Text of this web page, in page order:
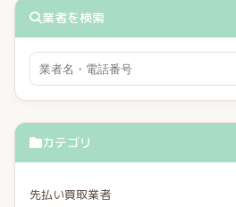
業者を検索
カテゴリ
先払い買取業者